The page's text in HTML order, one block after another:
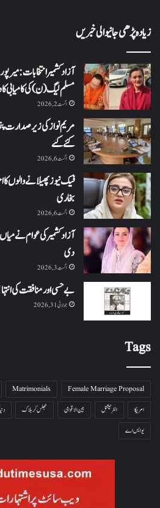
زیادہ پڑھی جانیوالی خبریں
آزاد کشمیر انتخابات:
مسلم لیگ (ن) کی کامیابی
اگست 2, 2026
کئے گئے
اگست 6, 2026
فیک نیوز پھیلانے والوں
بخاری
اگست 6, 2026
آزاد کشمیر کی عوام نے
دی
اگست 3, 2026
بے حسی اور منافقت کی
جولائی 31, 2026
Tags
Female Marriage Proposal
Matrimonials
امریکا
انٹرنیشنل بین الاقوامی جھلس کر ہلاک
یو ایس اے